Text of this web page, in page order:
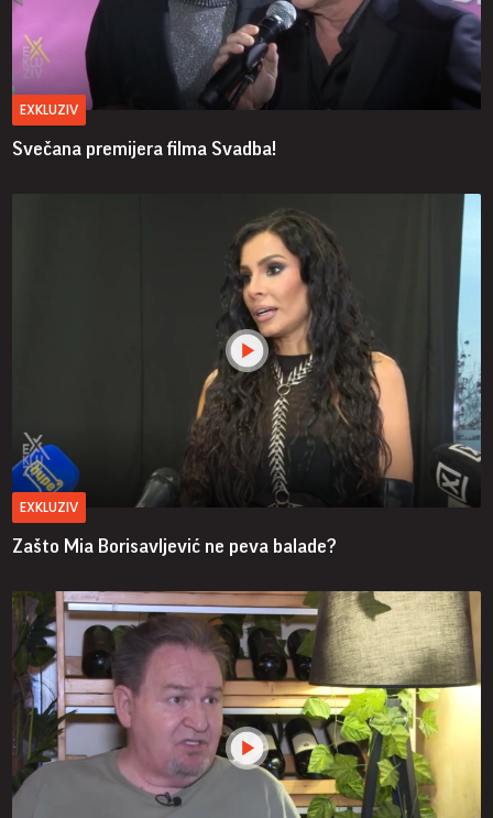
EXKLUZIV
Svečana premijera filma Svadba!
EXKLUZIV
Zašto Mia Borisavljević ne peva balade?